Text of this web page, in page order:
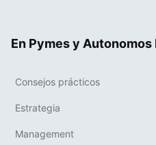
En Pymes y Autonomos
Consejos prácticos
Estrategia
Management